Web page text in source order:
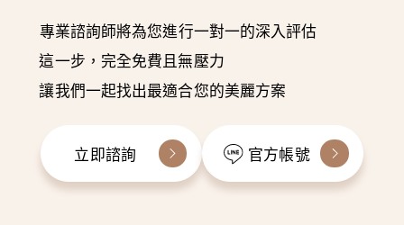
專業諮詢師將為您進行一對一的深入評估
這一步，完全免費且無壓力
讓我們一起找出最適合您的美麗方案
立即諮詢 官方帳號